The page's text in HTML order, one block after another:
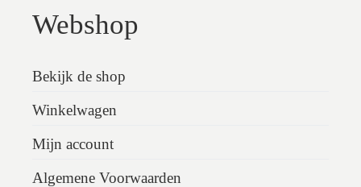
Webshop
Bekijk de shop
Winkelwagen
Mijn account
Algemene Voorwaarden